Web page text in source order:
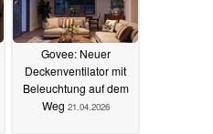
Govee: Neuer
Deckenventilator mit
Beleuchtung auf dem
Weg 21.04.2026